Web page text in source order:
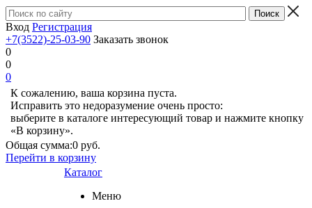
Вход Регистрация
+7(3522)-25-03-90 Заказать звонок
0
0
0
К сожалению, ваша корзина пуста.
Исправить это недоразумение очень просто:
выберите в каталоге интересующий товар и нажмите кнопку
«В корзину».
Общая сумма:0 руб.
Перейти в корзину
Каталог
Меню